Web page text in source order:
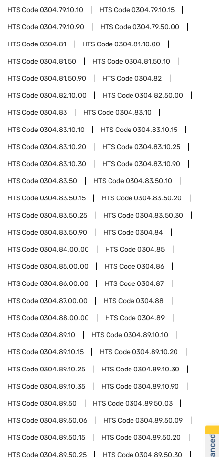
HTS Code0304.79.10.10 HTS Code0304.79.10.15
HTS Code0304.79.10.90 HTS Code0304.79.50.00
HTS Code0304.81 HTS Code0304.81.10.00
HTS Code0304.81.50 HTS Code0304.81.50.10
HTS Code0304.81.50.90 HTS Code0304.82
HTS Code0304.82.10.00 HTS Code0304.82.50.00
HTS Code0304.83 HTS Code0304.83.10
HTS Code0304.83.10.10 HTS Code0304.83.10.15
HTS Code0304.83.10.20 HTS Code0304.83.10.25
HTS Code0304.83.10.30 HTS Code0304.83.10.90
HTS Code0304.83.50 HTS Code0304.83.50.10
HTS Code0304.83.50.15 HTS Code0304.83.50.20
HTS Code0304.83.50.25 HTS Code0304.83.50.30
HTS Code0304.83.50.90 HTS Code0304.84
HTS Code0304.84.00.00 HTS Code0304.85
HTS Code0304.85.00.00 HTS Code0304.86
HTS Code0304.86.00.00 HTS Code0304.87
HTS Code0304.87.00.00 HTS Code0304.88
HTS Code0304.88.00.00 HTS Code0304.89
HTS Code0304.89.10 HTS Code0304.89.10.10
HTS Code0304.89.10.15 HTS Code0304.89.10.20
HTS Code0304.89.10.25 HTS Code0304.89.10.30
HTS Code0304.89.10.35 HTS Code0304.89.10.90
HTS Code0304.89.50 HTS Code0304.89.50.03
HTS Code0304.89.50.06 HTS Code0304.89.50.09
HTS Code0304.89.50.15 HTS Code0304.89.50.20
HTS Code0304.89.50.25 HTS Code0304.89.50.30